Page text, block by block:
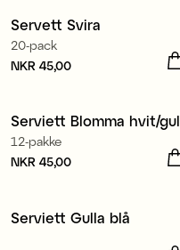
3 för 99 kr
Servett Svira
20-pack
Pris :NKR 45,00
NKR 45,00
3 for 99 kr
Serviett Blomma hvit/gul
12-pakke
Pris :NKR 45,00
NKR 45,00
3 for 99 kr
Serviett Gulla blå